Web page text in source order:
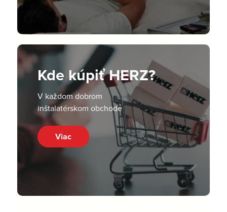
Kde kúpiť HERZ?
V každom dobrom
inštalatérskom obchode
Viac